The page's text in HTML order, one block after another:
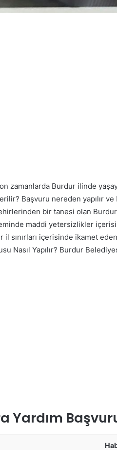
zamanlarda Burdur ilinde
Başvuru nereden yapılır ve
bir tanesi olan
maddi yetersizlikler
sınırları içerisinde ikamet
Burdur
Yardım